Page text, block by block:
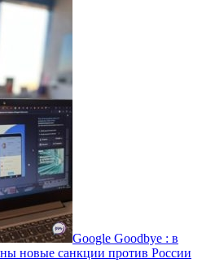
Google Goodbye : в
новые санкции против России